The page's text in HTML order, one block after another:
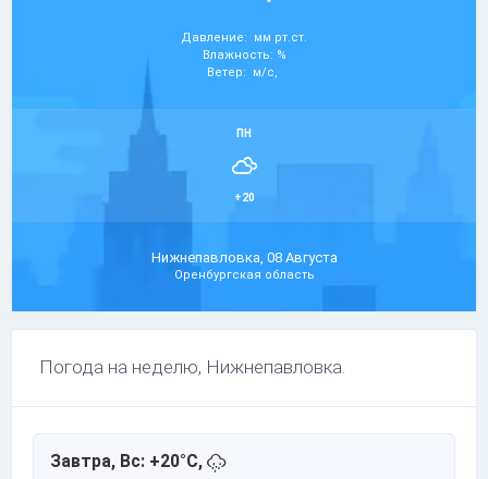
Давление: мм рт.ст.
Влажность: %
Ветер: м/с,
ПН
+20
Нижнепавловка, 08 Августа
Оренбургская область
Погода на неделю, Нижнепавловка.
Завтра, Вс: +20°C,